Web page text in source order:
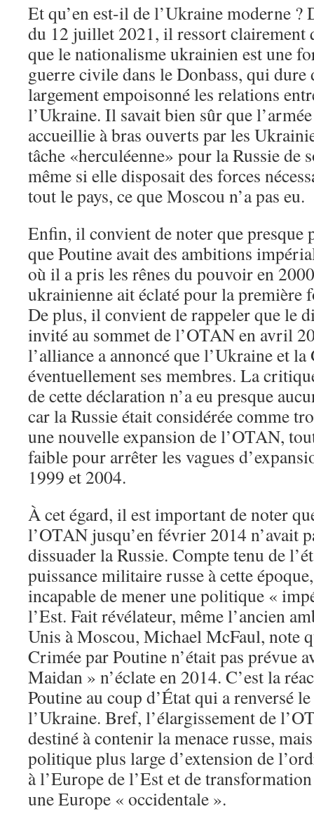
Et qu’en est-il de l’Ukraine moderne ?
du 12 juillet 2021, il ressort clairement
que le nationalisme ukrainien est une
guerre civile dans le Donbass, qui dure
largement empoisonné les relations
l’Ukraine. Il savait bien sûr que
accueillie à bras ouverts par les
tâche «herculéenne» pour la Russie de
même si elle disposait des forces
tout le pays, ce que Moscou n’a pas eu.
Enfin, il convient de noter que presque
que Poutine avait des ambitions
où il a pris les rênes du pouvoir en
ukrainienne ait éclaté pour la première
De plus, il convient de rappeler que le
invité au sommet de l’OTAN en avril
l’alliance a annoncé que l’Ukraine et
éventuellement ses membres. La
de cette déclaration n’a eu presque
car la Russie était considérée comme
une nouvelle expansion de l’OTAN,
faible pour arrêter les vagues
1999 et 2004.
À cet égard, il est important de noter
l’OTAN jusqu’en février 2014 n’avait
dissuader la Russie. Compte tenu de
puissance militaire russe à cette
incapable de mener une politique «
l’Est. Fait révélateur, même l’ancien
Unis à Moscou, Michael McFaul, note
Crimée par Poutine n’était pas prévue
Maidan » n’éclate en 2014. C’est la
Poutine au coup d’État qui a renversé
l’Ukraine. Bref, l’élargissement de
destiné à contenir la menace russe,
politique plus large d’extension de
à l’Europe de l’Est et de
une Europe « occidentale ».